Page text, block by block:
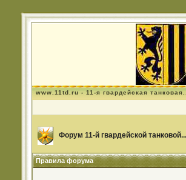
www.11td.ru - 11-я гвардейская
Форум 11-й гвардейской танковой...
Правила форума